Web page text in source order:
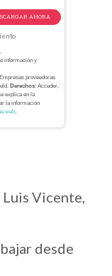
información y
proveedoras
Derechos: Acceder,
explica en la
la información
web.
AHORA
Vicente,
desde